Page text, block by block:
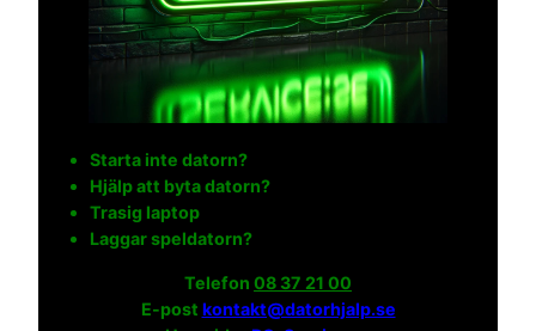
Starta inte datorn?
Hjälp att byta datorn?
Trasig laptop
Laggar speldatorn?
Telefon 08 37 21 00
E-post kontakt@datorhjalp.se